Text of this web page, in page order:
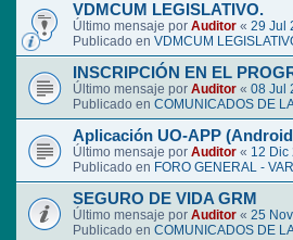
VDMCUM LEGISLATIVO.
Último mensaje por Auditor « 29 Jul
Publicado en VDMCUM
INSCRIPCIÓN EN EL
Último mensaje por Auditor « 08 Jul
Publicado en COMUNICADOS DE
Aplicación UO-APP
Último mensaje por Auditor « 12 Dic
Publicado en FORO GENERAL -
SEGURO DE VIDA GRM
Último mensaje por Auditor « 25
Publicado en COMUNICADOS DE